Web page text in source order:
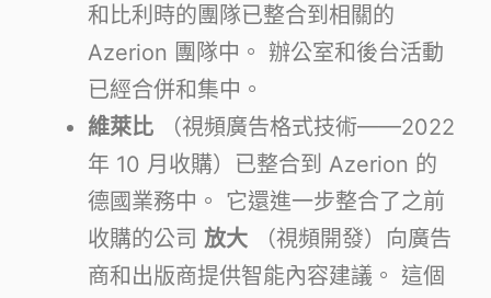
和比利時的團隊已整合到相關的
Azerion 團隊中。 辦公室和後台活動
已經合併和集中。
維萊比 （視頻廣告格式技術——2022
年 10 月收購）已整合到 Azerion 的
德國業務中。 它還進一步整合了之前
收購的公司 放大 （視頻開發）向廣告
商和出版商提供智能內容建議。 這個